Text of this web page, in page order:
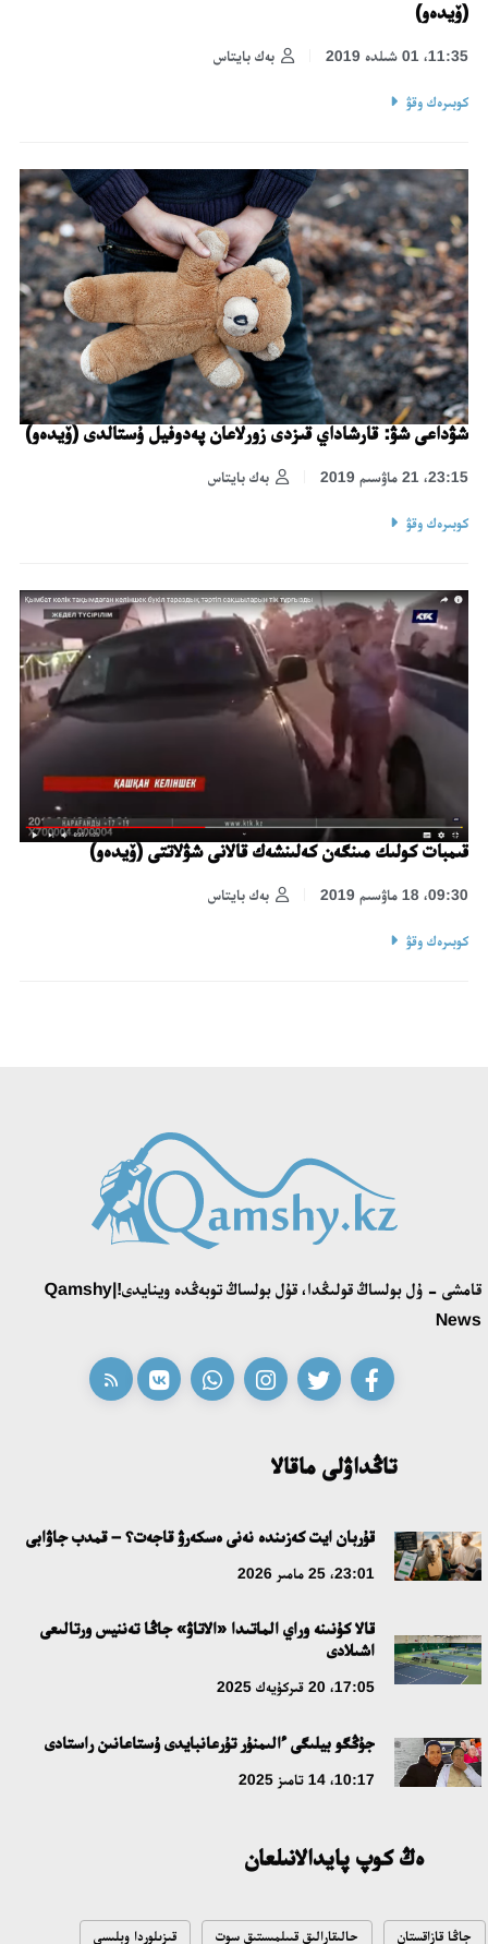
(ۆيدەو)
بەك بايتاس 11:35، 01 شىلدە 2019
كوبىرەك وقۋ
شۋداعى شۋ: قارشاداي قىزدى زورلاعان پەدوفيل ۇستالدى (ۆيدەو)
بەك بايتاس 23:15، 21 ماۋسىم 2019
كوبىرەك وقۋ
قىمبات كولىك مىنگەن كەلىنشەك قالانى شۋلاتتى (ۆيدەو)
بەك بايتاس 09:30، 18 ماۋسىم 2019
كوبىرەك وقۋ
قامشى - ۇل بولساڭ قولىڭدا، قۇل بولساڭ توبەڭدە وينايدى!|Qamshy
News
تاڭداۋلى ماقالا
قۇربان ايت كەزىندە نەنى ەسكەرۋ قاجەت؟ – قمدب جاۋابى
23:01، 25 مامىر 2026
قالا كۇنىنە وراي الماتىدا «الاتاۋ» جاڭا تەننيس ورتالىعى
اشىلادى
17:05، 20 قىركۇيەك 2025
جۇڭگو بيلىگى ءالىمنۇر تۇرعانبايدى ۇستاعانىن راستادى
10:17، 14 تامىز 2025
ەڭ كوپ پايدالانىلعان
جاڭا قازاقستان حالىقارالىق قىىلمىستىق سوت قىزىلوردا وبلىسى